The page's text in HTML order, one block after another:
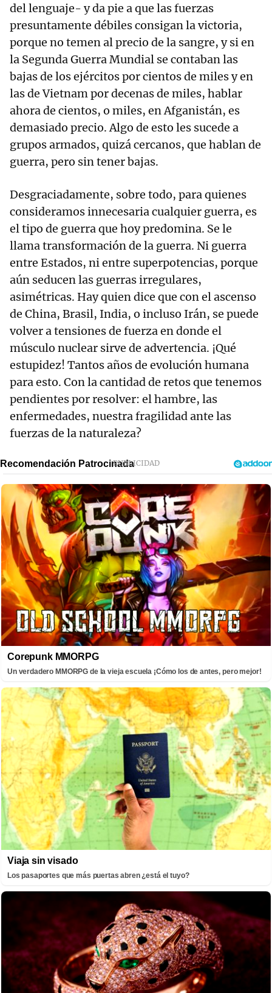
del lenguaje- y da pie a que las fuerzas
presuntamente débiles consigan la victoria,
porque no temen al precio de la sangre, y si en
la Segunda Guerra Mundial se contaban las
bajas de los ejércitos por cientos de miles y en
las de Vietnam por decenas de miles, hablar
ahora de cientos, o miles, en Afganistán, es
demasiado precio. Algo de esto les sucede a
grupos armados, quizá cercanos, que hablan de
guerra, pero sin tener bajas.
Desgraciadamente, sobre todo, para quienes
consideramos innecesaria cualquier guerra, es
el tipo de guerra que hoy predomina. Se le
llama transformación de la guerra. Ni guerra
entre Estados, ni entre superpotencias, porque
aún seducen las guerras irregulares,
asimétricas. Hay quien dice que con el ascenso
de China, Brasil, India, o incluso Irán, se puede
volver a tensiones de fuerza en donde el
músculo nuclear sirve de advertencia. ¡Qué
estupidez! Tantos años de evolución humana
para esto. Con la cantidad de retos que tenemos
pendientes por resolver: el hambre, las
enfermedades, nuestra fragilidad ante las
fuerzas de la naturaleza?